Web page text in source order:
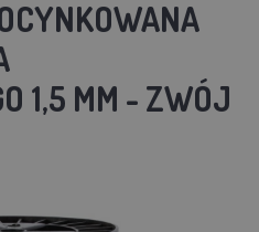
1,5 MM - ZWÓJ